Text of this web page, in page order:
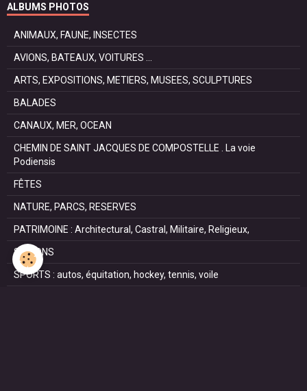
ALBUMS PHOTOS
ANIMAUX, FAUNE, INSECTES
AVIONS, BATEAUX, VOITURES ...
ARTS, EXPOSITIONS, METIERS, MUSEES, SCULPTURES
BALADES
CANAUX, MER, OCEAN
CHEMIN DE SAINT JACQUES DE COMPOSTELLE . La voie
Podiensis
FÊTES
NATURE, PARCS, RESERVES
PATRIMOINE : Architectural, Castral, Militaire, Religieux,
SAISONS
SPORTS : autos, équitation, hockey, tennis, voile